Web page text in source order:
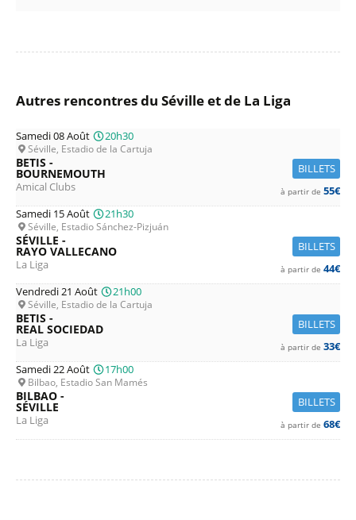
Autres rencontres du Séville et de La Liga
Samedi 08 Août 20h30
Séville, Estadio de la Cartuja
BILLETS
BETIS -
BOURNEMOUTH
Amical Clubs à partir de 55€
Samedi 15 Août
21h30
Séville, Estadio Sánchez-Pizjuán
BILLETS
SÉVILLE -
RAYO VALLECANO
La Liga à partir de 44€
Vendredi 21 Août
21h00
Séville, Estadio de la Cartuja
BILLETS
BETIS -
REAL SOCIEDAD
La Liga à partir de 33€
Samedi 22 Août
17h00
Bilbao, Estadio San Mamés
BILLETS
BILBAO -
SÉVILLE
La Liga à partir de 68€